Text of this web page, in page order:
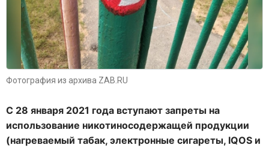
Фотография из архива ZAB.RU
С 28 января 2021 года вступают запреты на
использование никотиносодержащей продукции
(нагреваемый табак, электронные сигареты, IQOS и